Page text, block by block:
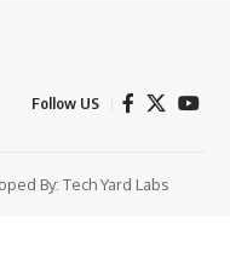
Follow US
By: Tech Yard Labs